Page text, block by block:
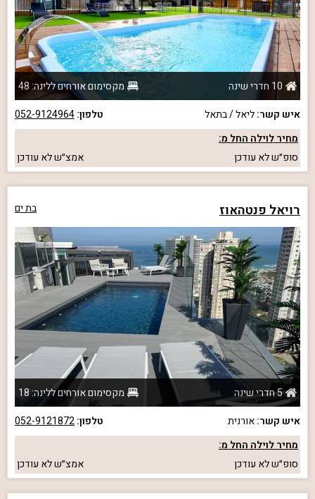
10 חדרי שינה
מקסימום אורחים ללינה: 48
איש קשר:ליאל / בתאל טלפון:052-9124964
מחיר לוילה החל מ:
סופ״שלא עודכן אמצ״שלא עודכן
רויאל פנטהאוז בת ים
5 חדרי שינה
מקסימום אורחים ללינה: 18
איש קשר:אורנית טלפון:052-9121872
מחיר לוילה החל מ:
סופ״שלא עודכן אמצ״שלא עודכן